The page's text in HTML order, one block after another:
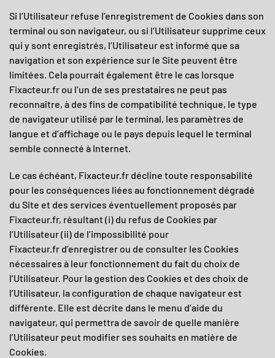
Si l’Utilisateur refuse l’enregistrement de Cookies dans son
terminal ou son navigateur, ou si l’Utilisateur supprime ceux
qui y sont enregistrés, l’Utilisateur est informé que sa
navigation et son expérience sur le Site peuvent être
limitées. Cela pourrait également être le cas lorsque
Fixacteur.fr ou l’un de ses prestataires ne peut pas
reconnaître, à des fins de compatibilité technique, le type
de navigateur utilisé par le terminal, les paramètres de
langue et d’affichage ou le pays depuis lequel le terminal
semble connecté à Internet.
Le cas échéant, Fixacteur.fr décline toute responsabilité
pour les conséquences liées au fonctionnement dégradé
du Site et des services éventuellement proposés par
Fixacteur.fr, résultant (i) du refus de Cookies par
l’Utilisateur (ii) de l’impossibilité pour
Fixacteur.fr d’enregistrer ou de consulter les Cookies
nécessaires à leur fonctionnement du fait du choix de
l’Utilisateur. Pour la gestion des Cookies et des choix de
l’Utilisateur, la configuration de chaque navigateur est
différente. Elle est décrite dans le menu d’aide du
navigateur, qui permettra de savoir de quelle manière
l’Utilisateur peut modifier ses souhaits en matière de
Cookies.